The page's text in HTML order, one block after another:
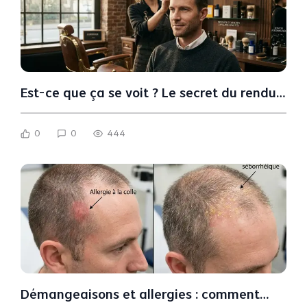
Est-ce que ça se voit ? Le secret du rendu
naturel d'une prothèse capillaire hommes
0 0 444
Démangeaisons et allergies : comment